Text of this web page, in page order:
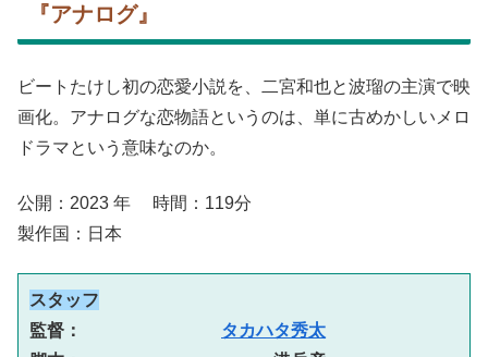
『アナログ』
ビートたけし初の恋愛小説を、二宮和也と波瑠の主演で映
画化。アナログな恋物語というのは、単に古めかしいメロ
ドラマという意味なのか。
公開：2023 年 時間：119分
製作国：日本
スタッフ
監督： タカハタ秀太